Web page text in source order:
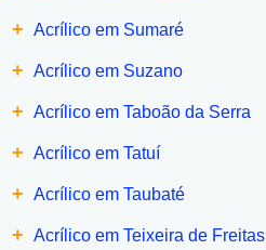
+ Acrílico em Sumaré
+ Acrílico em Suzano
+ Acrílico em Taboão da Serra
+ Acrílico em Tatuí
+ Acrílico em Taubaté
+ Acrílico em Teixeira de Freitas